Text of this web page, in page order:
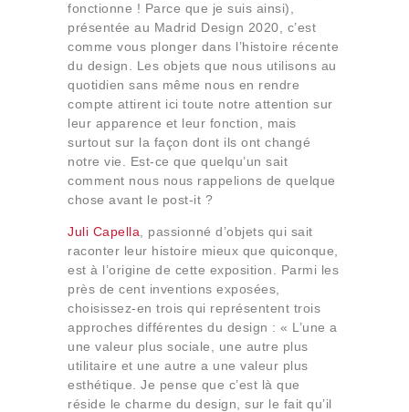
Qui sommes-nous
Contact
fonctionne ! Parce que je suis ainsi),
présentée au Madrid Design 2020, c’est
comme vous plonger dans l’histoire récente
du design. Les objets que nous utilisons au
quotidien sans même nous en rendre
compte attirent ici toute notre attention sur
leur apparence et leur fonction, mais
surtout sur la façon dont ils ont changé
notre vie. Est-ce que quelqu’un sait
comment nous nous rappelions de quelque
chose avant le post-it ?
Juli Capella , passionné d’objets qui sait
raconter leur histoire mieux que quiconque,
est à l’origine de cette exposition. Parmi les
près de cent inventions exposées,
choisissez-en trois qui représentent trois
approches différentes du design : « L’une a
une valeur plus sociale, une autre plus
utilitaire et une autre a une valeur plus
esthétique. Je pense que c’est là que
réside le charme du design, sur le fait qu’il